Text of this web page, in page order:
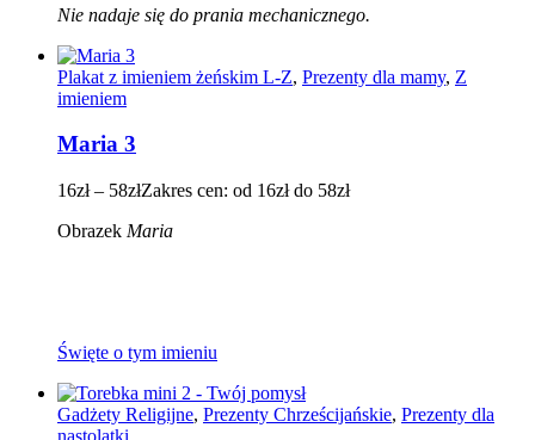
Nie nadaje się do prania mechanicznego.
Plakat z imieniem żeńskim L-Z, Prezenty dla mamy, Z
imieniem
Maria 3
16zł – 58złZakres cen: od 16zł do 58zł
Obrazek Maria
Święte o tym imieniu
Gadżety Religijne, Prezenty Chrześcijańskie, Prezenty dla